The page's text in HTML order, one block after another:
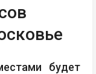
будет